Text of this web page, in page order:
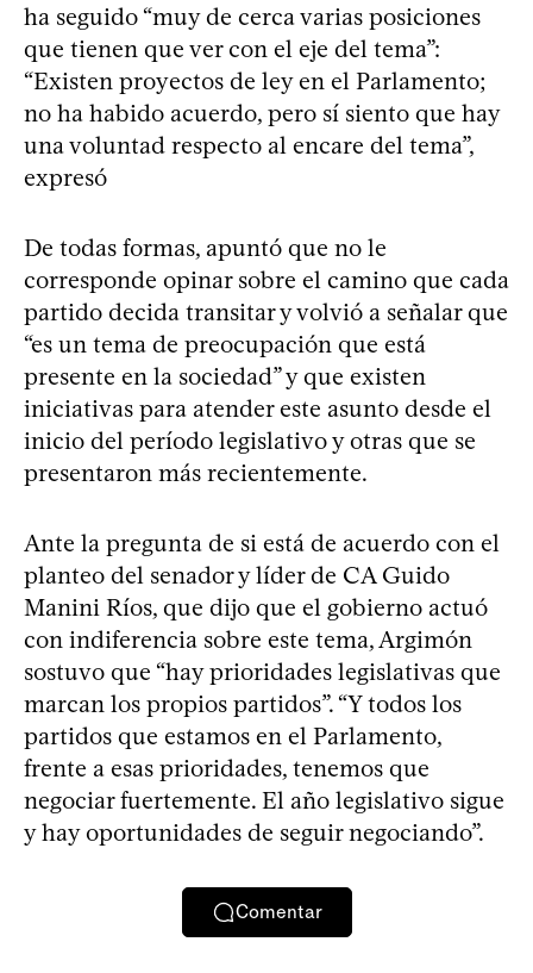
ha seguido “muy de cerca varias posiciones
que tienen que ver con el eje del tema”:
“Existen proyectos de ley en el Parlamento;
no ha habido acuerdo, pero sí siento que hay
una voluntad respecto al encare del tema”,
expresó
De todas formas, apuntó que no le
corresponde opinar sobre el camino que cada
partido decida transitar y volvió a señalar que
“es un tema de preocupación que está
presente en la sociedad” y que existen
iniciativas para atender este asunto desde el
inicio del período legislativo y otras que se
presentaron más recientemente.
Ante la pregunta de si está de acuerdo con el
planteo del senador y líder de CA Guido
Manini Ríos, que dijo que el gobierno actuó
con indiferencia sobre este tema, Argimón
sostuvo que “hay prioridades legislativas que
marcan los propios partidos”. “Y todos los
partidos que estamos en el Parlamento,
frente a esas prioridades, tenemos que
negociar fuertemente. El año legislativo sigue
y hay oportunidades de seguir negociando”.
Comentar